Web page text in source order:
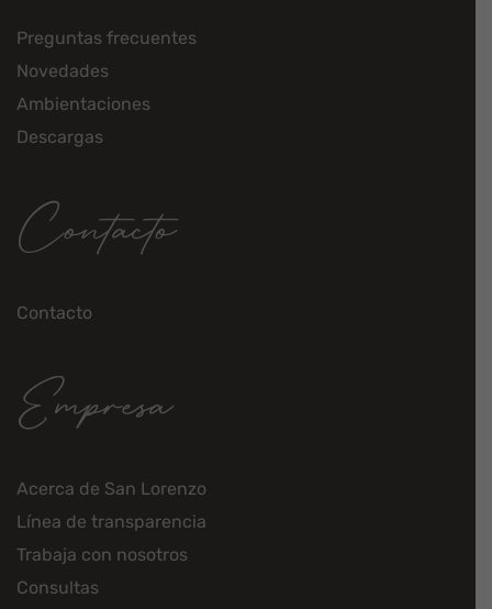
Preguntas frecuentes
Novedades
Ambientaciones
Descargas
Contacto
Contacto
Empresa
Acerca de San Lorenzo
Línea de transparencia
Trabaja con nosotros
Consultas